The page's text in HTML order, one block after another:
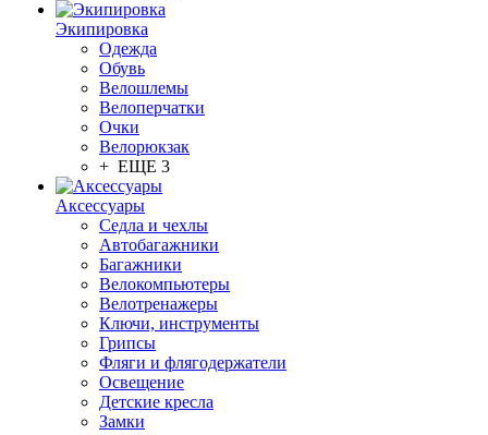
Экипировка
Одежда
Обувь
Велошлемы
Велоперчатки
Очки
Велорюкзак
+ ЕЩЕ 3
Аксессуары
Седла и чехлы
Автобагажники
Багажники
Велокомпьютеры
Велотренажеры
Ключи, инструменты
Грипсы
Фляги и флягодержатели
Освещение
Детские кресла
Замки